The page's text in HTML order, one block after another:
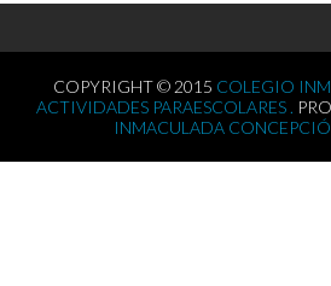
COPYRIGHT © 2015 COLEGIO
ACTIVIDADES PARAESCOLARES .
INMACULADA